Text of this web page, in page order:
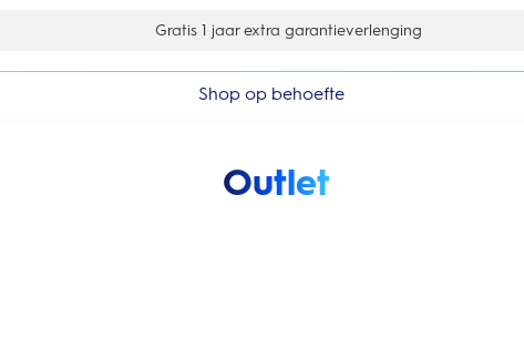
Gratis 1 jaar extra garantieverlenging
Shop op behoefte
Outlet